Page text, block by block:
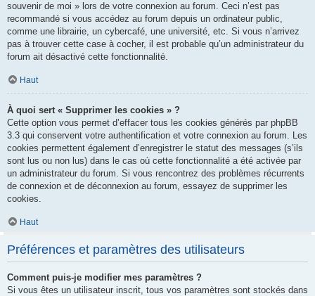
souvenir de moi » lors de votre connexion au forum. Ceci n’est pas
recommandé si vous accédez au forum depuis un ordinateur public,
comme une librairie, un cybercafé, une université, etc. Si vous n’arrivez
pas à trouver cette case à cocher, il est probable qu’un administrateur du
forum ait désactivé cette fonctionnalité.
Haut
À quoi sert « Supprimer les cookies » ?
Cette option vous permet d’effacer tous les cookies générés par phpBB
3.3 qui conservent votre authentification et votre connexion au forum. Les
cookies permettent également d’enregistrer le statut des messages (s’ils
sont lus ou non lus) dans le cas où cette fonctionnalité a été activée par
un administrateur du forum. Si vous rencontrez des problèmes récurrents
de connexion et de déconnexion au forum, essayez de supprimer les
cookies.
Haut
Préférences et paramètres des utilisateurs
Comment puis-je modifier mes paramètres ?
Si vous êtes un utilisateur inscrit, tous vos paramètres sont stockés dans